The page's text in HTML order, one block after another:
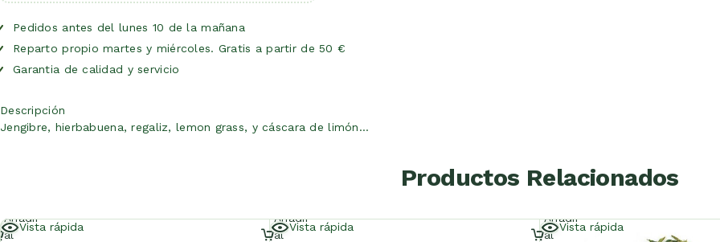
Pedidos antes del lunes 10 de la mañana
Reparto propio martes y miércoles. Gratis a partir de 50 €
Garantia de calidad y servicio
Descripción
Jengibre, hierbabuena, regaliz, lemon grass, y cáscara de limón…
Productos Relacionados
Vista rápida
Añadir
al
Vista rápida
Añadir
al
Vista rápida
Añadir
al